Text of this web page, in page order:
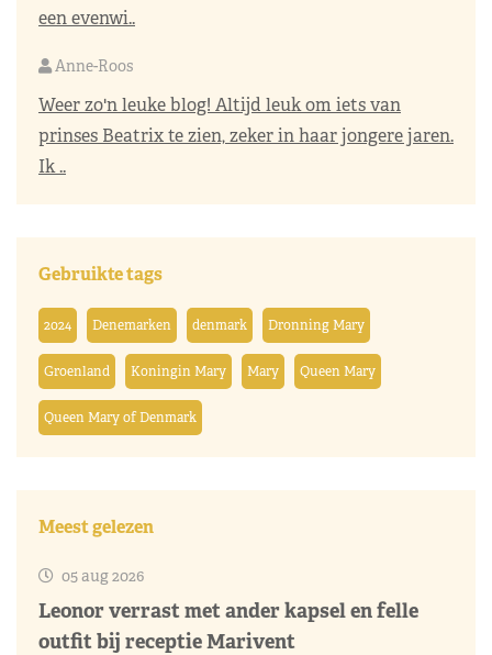
een evenwi..
Anne-Roos
Weer zo'n leuke blog! Altijd leuk om iets van
prinses Beatrix te zien, zeker in haar jongere jaren.
Ik ..
Gebruikte tags
2024 Denemarken denmark Dronning Mary
Groenland Koningin Mary Mary Queen Mary
Queen Mary of Denmark
Meest gelezen
05 aug 2026
Leonor verrast met ander kapsel en felle
outfit bij receptie Marivent